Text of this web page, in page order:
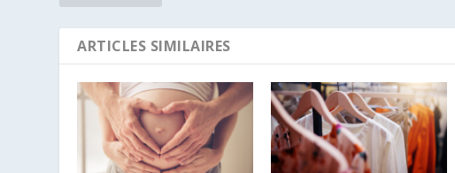
ARTICLES SIMILAIRES